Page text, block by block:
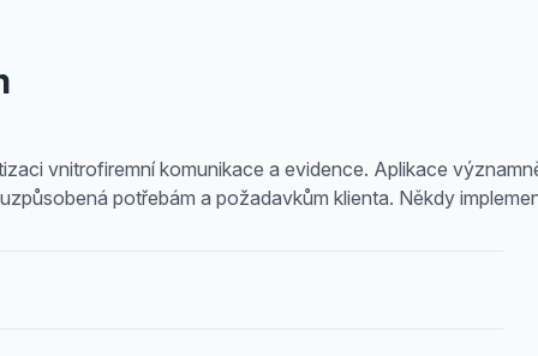
vnitrofiremní komunikace a evidence. Aplikace
potřebám a požadavkům klienta. Někdy